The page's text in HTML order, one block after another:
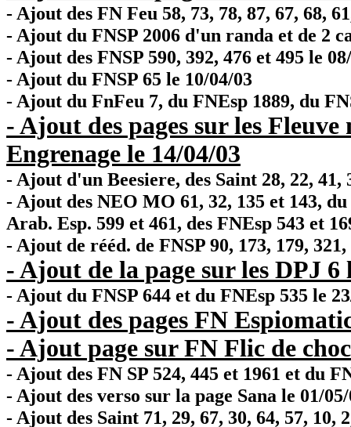
- Ajout des FN Feu 58, 73, 78, 87, 67, 68,
- Ajout du FNSP 2006 d'un randa et de 2
- Ajout des FNSP 590, 392, 476 et 495 le
- Ajout du FNSP 65 le 10/04/03
- Ajout du FnFeu 7, du FNEsp 1889, du
- Ajout des pages sur les
Engrenage le 14/04/03
- Ajout d'un Beesiere, des Saint 28, 22, 41,
- Ajout des NEO MO 61, 32, 135 et 143,
Arab. Esp. 599 et 461, des FNEsp 543 et
- Ajout de rééd. de FNSP 90, 173, 179,
- Ajout de la page sur les DPJ 6
- Ajout du FNSP 644 et du FNEsp 535 le
- Ajout des pages FN
- Ajout page sur FN Flic de
- Ajout des FN SP 524, 445 et 1961 et du
- Ajout des verso sur la page Sana le 01/
- Ajout des Saint 71, 29, 67, 30, 64, 57, 10,